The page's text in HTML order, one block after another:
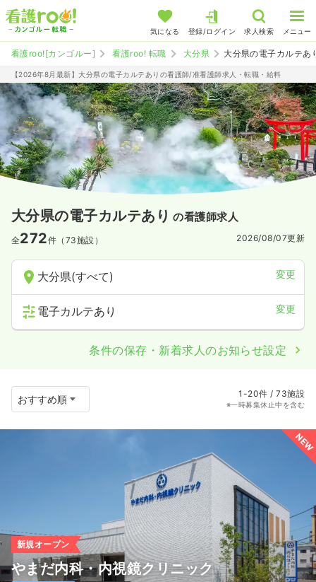
気になる 登録/ログイン 求人検索 メニュー
看護roo![カンゴルー] 看護roo! 転職 大分県 大分県の電子カルテあ
【2026年8月最新】大分県の電子カルテありの看護師/准看護師求人・転職・給料
大分県の電子カルテあり の看護師求人
全272件（73施設） 2026/08/07更新
大分県(すべて) 変更
電子カルテあり 変更
条件の保存・新着求人のお知らせ設定
1-20件 / 73施設
※一時募集休止中を含む
NEW
新規オープン
やまだ内科・内視鏡クリニック